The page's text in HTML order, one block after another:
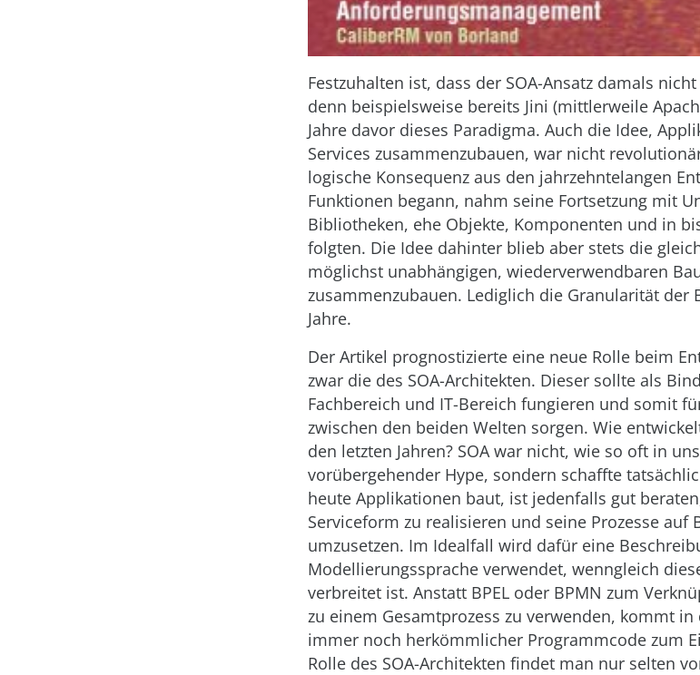
Festzuhalten ist, dass der SOA-Ansatz damals
denn beispielsweise bereits Jini (mittlerweile
Jahre davor dieses Paradigma. Auch die Idee,
Services zusammenzubauen, war nicht
logische Konsequenz aus den jahrzehntelangen
Funktionen begann, nahm seine Fortsetzung mit
Bibliotheken, ehe Objekte, Komponenten und in
folgten. Die Idee dahinter blieb aber stets die
möglichst unabhängigen, wiederverwendbaren
zusammenzubauen. Lediglich die Granularität der
Jahre.
Der Artikel prognostizierte eine neue Rolle beim
zwar die des SOA-Architekten. Dieser sollte als
Fachbereich und IT-Bereich fungieren und somit
zwischen den beiden Welten sorgen. Wie
den letzten Jahren? SOA war nicht, wie so oft in
vorübergehender Hype, sondern schaffte
heute Applikationen baut, ist jedenfalls gut
Serviceform zu realisieren und seine Prozesse auf
umzusetzen. Im Idealfall wird dafür eine
Modellierungssprache verwendet, wenngleich
verbreitet ist. Anstatt BPEL oder BPMN zum
zu einem Gesamtprozess zu verwenden, kommt
immer noch herkömmlicher Programmcode zum
Rolle des SOA-Architekten findet man nur selten